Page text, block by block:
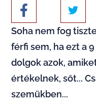
Soha nem fog
férfi sem, ha ezt a
dolgok azok,
értékelnek, sőt...
szemükben...